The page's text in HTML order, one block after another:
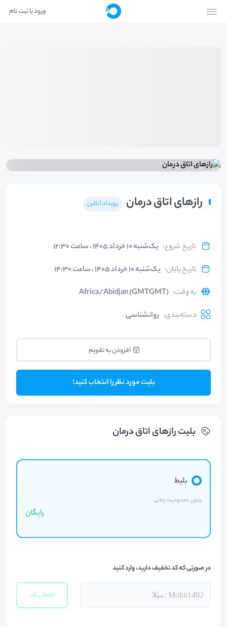
ورود یا ثبت نام
رازهای اتاق درمان رویداد آنلاین
تاریخ شروع: یک‌شنبه ۱۰ خرداد ۱۴۰۵ ، ساعت ۱۲:۳۰
تاریخ پایان: یک‌شنبه ۱۰ خرداد ۱۴۰۵ ، ساعت ۱۴:۳۰
به وقت:
Africa/Abidjan (GMTGMT)
دسته‌بندی: روانشناسی
افزودن به تقویم
بلیت مورد نظر را انتخاب کنید!
بلیت‌ رازهای اتاق درمان
بلیط
بدون محدودیت زمانی
رایگان
در صورتی که کد تخفیف دارید، وارد کنید
اعمال کد